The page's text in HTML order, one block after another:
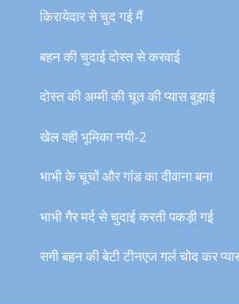
किरायेदार से चुद गई मैं
बहन की चुदाई दोस्त से करवाई
दोस्त की अम्मी की चूत की प्यास बुझाई
खेल वही भूमिका नयी-2
भाभी के चूचों और गांड का दीवाना बना
भाभी गैर मर्द से चुदाई करती पकड़ी गई
सगी बहन की बेटी टीनएज गर्ल चोद कर